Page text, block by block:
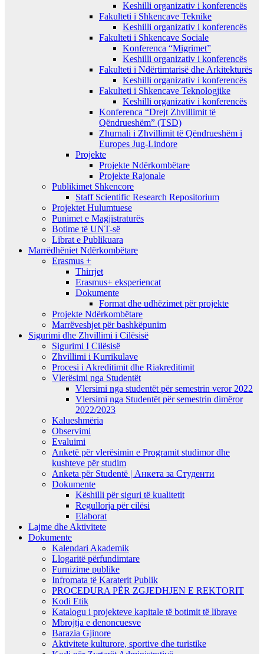
Keshilli organizativ i konferencës
Fakulteti i Shkencave Teknike
Keshilli organizativ i konferencës
Fakulteti i Shkencave Sociale
Konferenca “Migrimet”
Keshilli organizativ i konferencës
Fakulteti i Ndërtimtarisë dhe Arkitekturës
Keshilli organizativ i konferencës
Fakulteti i Shkencave Teknologjike
Keshilli organizativ i konferencës
Konferenca “Drejt Zhvillimit të
Qëndrueshëm” (TSD)
Zhurnali i Zhvillimit të Qëndrueshëm i
Europes Jug-Lindore
Projekte
Projekte Ndërkombëtare
Projekte Rajonale
Publikimet Shkencore
Staff Scientific Research Repositorium
Projektet Hulumtuese
Punimet e Magjistraturës
Botime të UNT-së
Librat e Publikuara
Marrëdhëniet Ndërkombëtare
Erasmus +
Thirrjet
Erasmus+ eksperiencat
Dokumente
Format dhe udhëzimet për projekte
Projekte Ndërkombëtare
Marrëveshjet për bashkëpunim
Sigurimi dhe Zhvillimi i Cilësisë
Sigurimi I Cilësisë
Zhvillimi i Kurrikulave
Procesi i Akreditimit dhe Riakreditimit
Vlerësimi nga Studentët
Vlersimi nga studentët për semestrin veror 2022
Vlersimi nga Studentët për semestrin dimëror
2022/2023
Kalueshmëria
Observimi
Evaluimi
Anketë për vlerësimin e Programit studimor dhe
kushteve për studim
Anketa për Studentë | Анкета за Студенти
Dokumente
Këshilli për siguri të kualitetit
Regullorja për cilësi
Elaborat
Lajme dhe Aktivitete
Dokumente
Kalendari Akademik
Llogaritë përfundimtare
Furnizime publike
Infromata të Karaterit Publik
PROCEDURA PËR ZGJEDHJEN E REKTORIT
Kodi Etik
Katalogu i projekteve kapitale të botimit të librave
Mbrojtja e denoncuesve
Barazia Gjinore
Aktivitete kulturore, sportive dhe turistike